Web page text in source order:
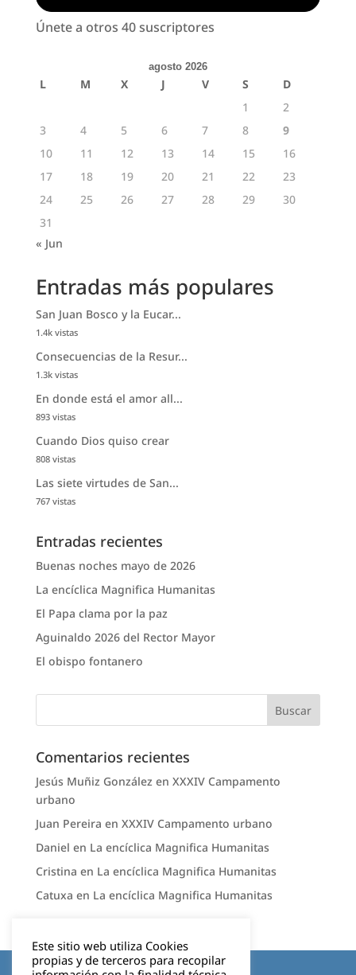
Únete a otros 40 suscriptores
agosto 2026
L M X J V S
D
1
2
3
4 5 6 7 8
9
10
11 12 13 14 15
16
17
18 19 20 21 22
23
24
25 26 27 28 29
30
31
« Jun
Entradas más populares
San Juan Bosco y la Eucar...
1.4k vistas
Consecuencias de la Resur...
1.3k vistas
En donde está el amor all...
893 vistas
Cuando Dios quiso crear
808 vistas
Las siete virtudes de San...
767 vistas
Entradas recientes
Buenas noches mayo de 2026
La encíclica Magnifica Humanitas
El Papa clama por la paz
Aguinaldo 2026 del Rector Mayor
El obispo fontanero
Comentarios recientes
Jesús Muñiz González en XXXIV Campamento
urbano
Juan Pereira en XXXIV Campamento urbano
Daniel en La encíclica Magnifica Humanitas
Cristina en La encíclica Magnifica Humanitas
Catuxa en La encíclica Magnifica Humanitas
Aviso legal
Este sitio web utiliza Cookies
propias y de terceros para recopilar